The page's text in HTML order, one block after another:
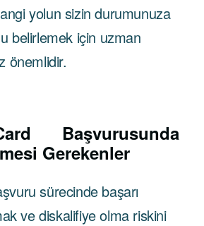
yolun sizin durumunuza
belirlemek için uzman
önemlidir.
Başvurusunda
Gerekenler
sürecinde başarı
ve diskalifiye olma riskini